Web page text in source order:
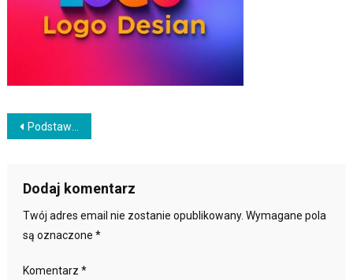
Nawigacja
Podstawy projektowania logo: kolory, typografia i narzędzia
Dodaj komentarz
Twój adres email nie zostanie opublikowany. Wymagane pola
są oznaczone *
Komentarz *